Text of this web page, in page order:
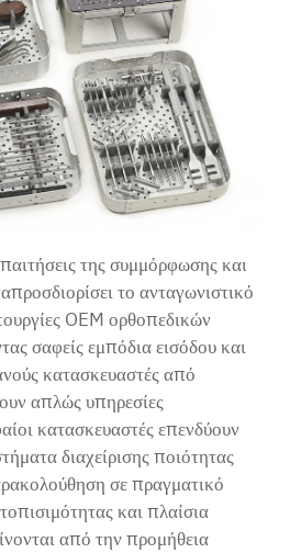
της συμμόρφωσης και
το ανταγωνιστικό
OEM ορθοπεδικών
σαφείς εμπόδια εισόδου και
κατασκευαστές από
απλώς υπηρεσίες
κατασκευαστές επενδύουν
διαχείρισης ποιότητας
σε πραγματικό
και πλαίσια
από την προμήθεια